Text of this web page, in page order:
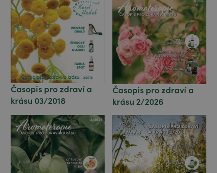
Časopis pro zdraví a
krásu 03/2018
Časopis pro zdraví a
krásu 2/2026